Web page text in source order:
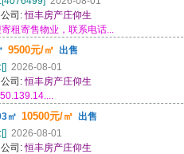
司:恒丰房产庄仰生
租寄售物业，联系电话...
9500元/㎡ 出售
2026-08-01
司:恒丰房产庄仰生
㎡ 10500元/㎡ 出售
2026-08-01
司:恒丰房产庄仰生